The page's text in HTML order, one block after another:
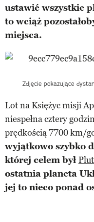
ustawić wszystkie
to wciąż
miejsca.
Zdjęcie pokazujące
Lot na Księżyc misji
niespełna cztery
prędkością 7700 km/
wyjątkowo szybko
której celem był
ostatnia planeta
jej to nieco ponad